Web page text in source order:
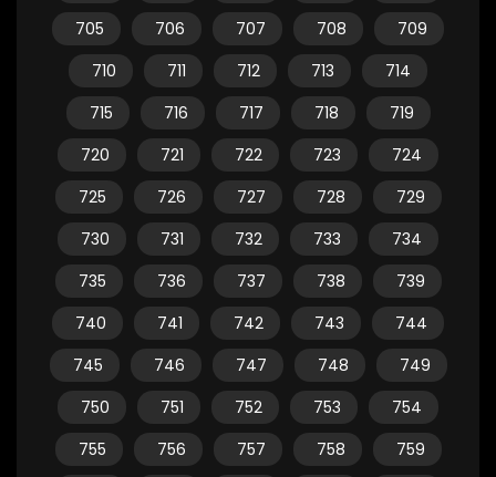
705
706 707 708
709
710
711 712 713
714
715
716 717 718
719
720
721 722 723
724
725
726 727 728
729
730
731 732 733
734
735
736 737 738
739
740
741 742 743
744
745
746 747 748
749
750
751 752 753
754
755
756 757 758
759